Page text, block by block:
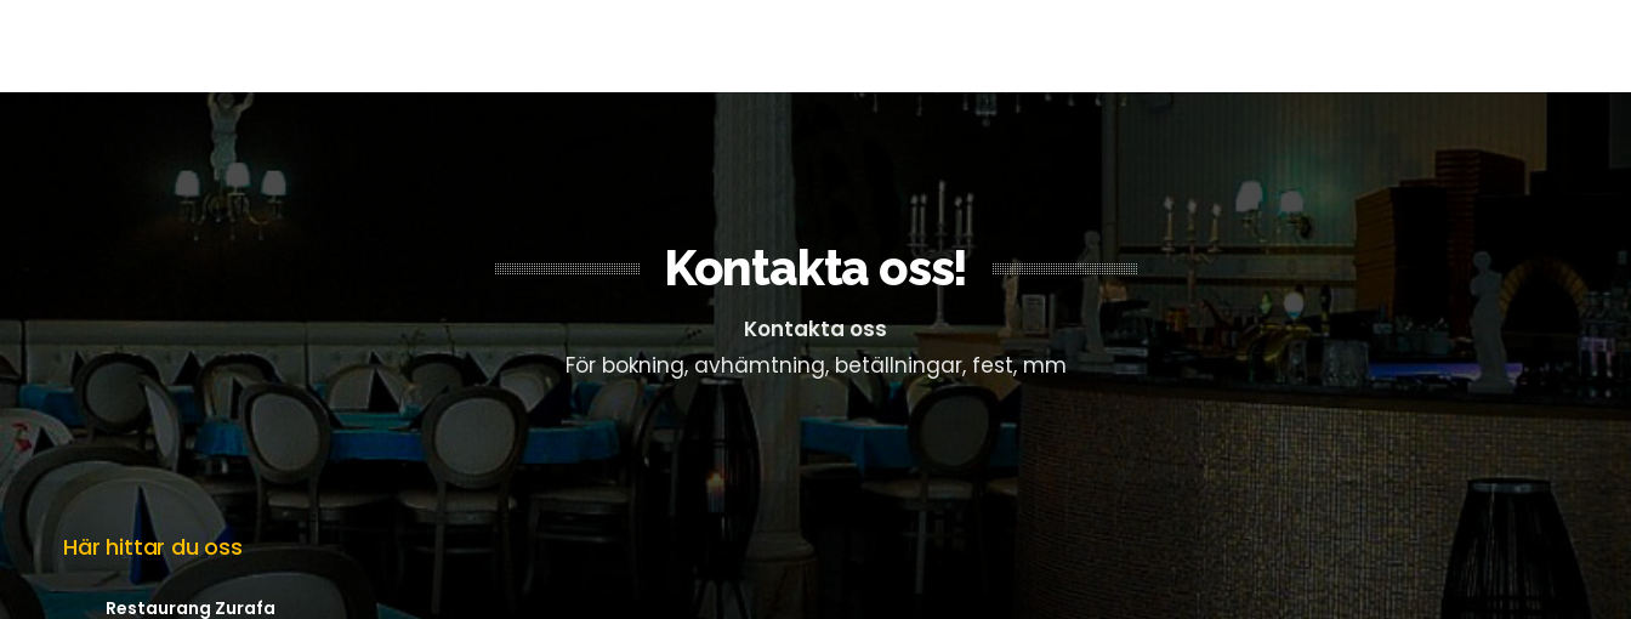
Kontakta oss!
Kontakta oss
För bokning, avhämtning, betällningar, fest, mm
Här hittar du oss
Restaurang Zurafa